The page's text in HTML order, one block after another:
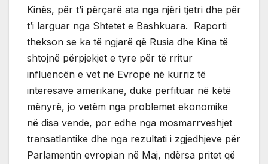
Kinës, për t’i përçarë ata nga njëri tjetri dhe për
t’i larguar nga Shtetet e Bashkuara. Raporti
thekson se ka të ngjarë që Rusia dhe Kina të
shtojnë përpjekjet e tyre për të rritur
influencën e vet në Evropë në kurriz të
interesave amerikane, duke përfituar në këtë
mënyrë, jo vetëm nga problemet ekonomike
në disa vende, por edhe nga mosmarrveshjet
transatlantike dhe nga rezultati i zgjedhjeve për
Parlamentin evropian në Maj, ndërsa pritet që